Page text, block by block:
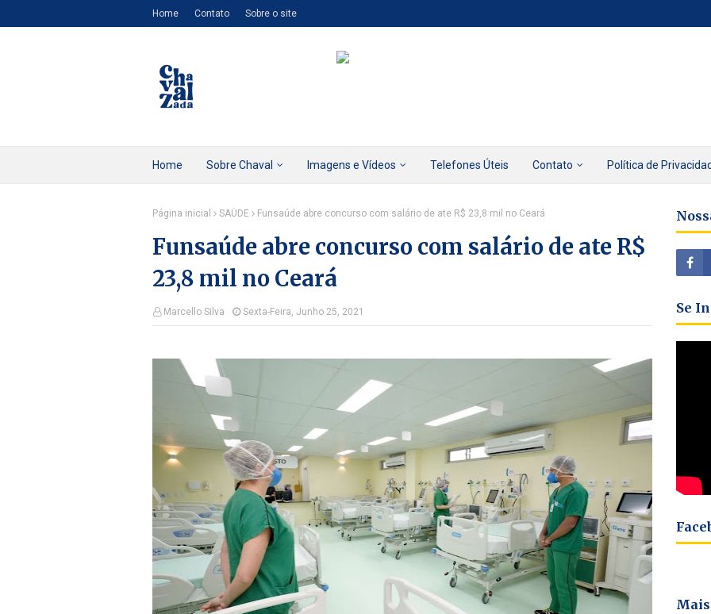
Home Contato Sobre o site
Home Sobre Chaval Imagens e Vídeos Telefones Úteis Contato Política de
Página inicial SAÚDE Funsaúde abre concurso com salário de ate R$ 23,8 mil no Ceará
Funsaúde abre concurso com salário de ate R$
23,8 mil no Ceará
Marcello Silva Sexta-Feira, Junho 25, 2021 Se